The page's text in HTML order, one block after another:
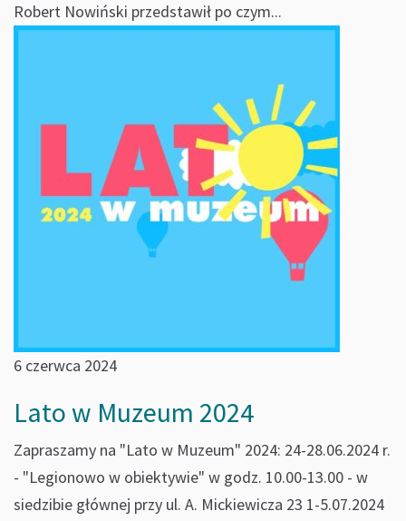
Robert Nowiński przedstawił po czym...
6 czerwca 2024
Lato w Muzeum 2024
Zapraszamy na "Lato w Muzeum" 2024: 24-28.06.2024 r.
- "Legionowo w obiektywie" w godz. 10.00-13.00 - w
siedzibie głównej przy ul. A. Mickiewicza 23 1-5.07.2024